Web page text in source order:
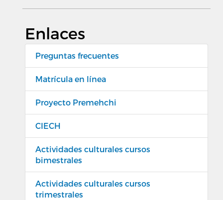
Enlaces
Preguntas frecuentes
Matrícula en línea
Proyecto Premehchi
CIECH
Actividades culturales cursos
bimestrales
Actividades culturales cursos
trimestrales